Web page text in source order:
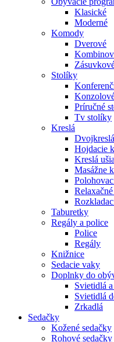
Klasické
Moderné
Komody
Dverové
Stolíky
Príručné
Tv stolíky
Kreslá
Dvojkreslá
Hojdacie
Kreslá
Masážne
Taburetky
Regály a police
Police
Regály
Knižnice
Sedacie vaky
Doplnky do
Svietidlá
Svietidlá
Zrkadlá
Sedačky
Kožené sedačky
Rohové sedačky